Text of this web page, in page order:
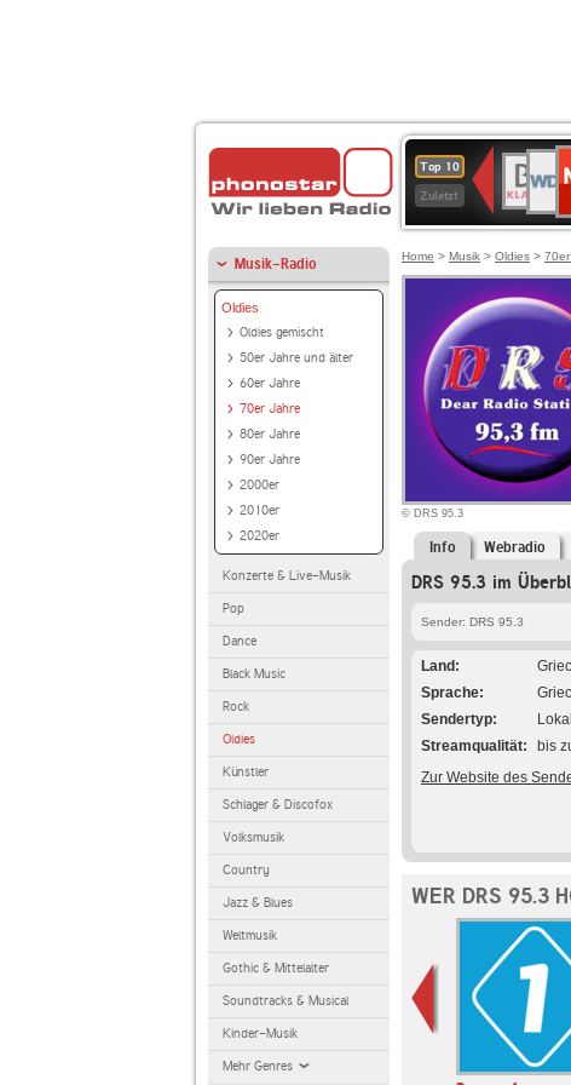
Top 10
Zuletzt
4
BR-
KLASSIK
2
2
Musik-Radio
Oldies
Oldies gemischt
50er Jahre und älter
60er Jahre
70er Jahre
80er Jahre
90er Jahre
2000er
2010er
2020er
Konzerte & Live-Musik
Pop
Dance
Black Music
Rock
Oldies
Künstler
Schlager & Discofox
Volksmusik
Country
Jazz & Blues
Weltmusik
Gothic & Mittelalter
Soundtracks & Musical
Kinder-Musik
Mehr Genres
Home > Musik > Oldies >
© DRS 95.3
Info Webradio
DRS 95.3 im
Sender: DRS 95.3
Land
Sprache
Sendertyp
Streamqualität
bis
Zur Website des
WER DRS 95.3